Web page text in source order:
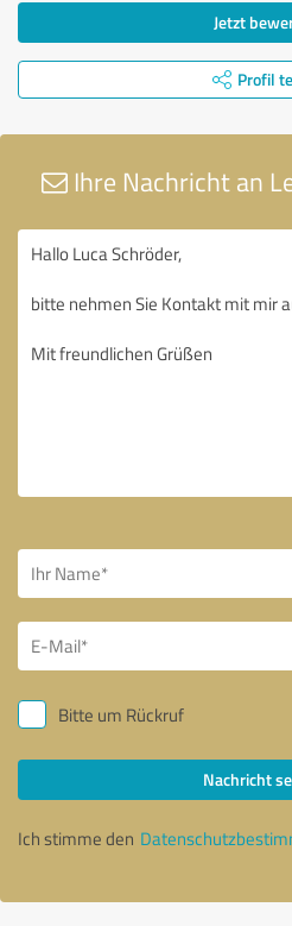
Jetzt
Profil
Ihre Nachricht an
Bitte um Rückruf
Nachricht
Ich stimme den